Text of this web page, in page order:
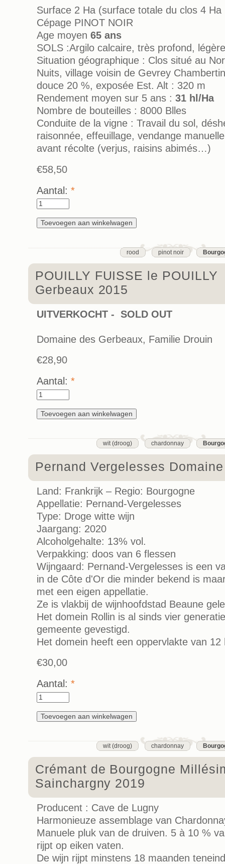
Surface 2 Ha (surface totale du clos 4 Ha
Cépage PINOT NOIR
Age moyen 65 ans
SOLS :Argilo calcaire, très profond,
Situation géographique : Clos situé au
Nuits, village voisin de Gevrey
douce 20 %, exposée Est. Alt : 320 m
Rendement moyen sur 5 ans : 31 hl/Ha
Nombre de bouteilles : 8000 Blles
Conduite de la vigne : Travail du sol,
raisonnée, effeuillage, vendange
avant récolte (verjus, raisins abimés…)
€58,50
Aantal: *
rood pinot noir
POUILLY FUISSE le
Gerbeaux 2015
UITVERKOCHT - SOLD OUT
Domaine des Gerbeaux, Familie Drouin
€28,90
Aantal: *
wit (droog) chardonnay
Pernand Vergelesses
Land: Frankrijk – Regio: Bourgogne
Appellatie: Pernand-Vergelesses
Type: Droge witte wijn
Jaargang: 2020
Alcoholgehalte: 13% vol.
Verpakking: doos van 6 flessen
Wijngaard: Pernand-Vergelesses is een
in de Côte d'Or die minder bekend is
met een eigen appellatie.
Ze is vlakbij de wijnhoofdstad Beaune
Het domein Rollin is al sinds vier
gemeente gevestigd.
Het domein heeft een oppervlakte van 12
€30,00
Aantal: *
wit (droog) chardonnay
Crémant de Bourgogne
Sainchargny 2019
Producent : Cave de Lugny
Harmonieuze assemblage van
Manuele pluk van de druiven. 5 à 10 %
rijpt op eiken vaten.
De wijn rijpt minstens 18 maanden